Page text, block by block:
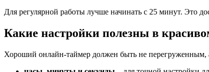
Для регулярной работы лучше начинать с 25 минут. Это
Какие настройки полезны в
Хороший онлайн-таймер должен быть не